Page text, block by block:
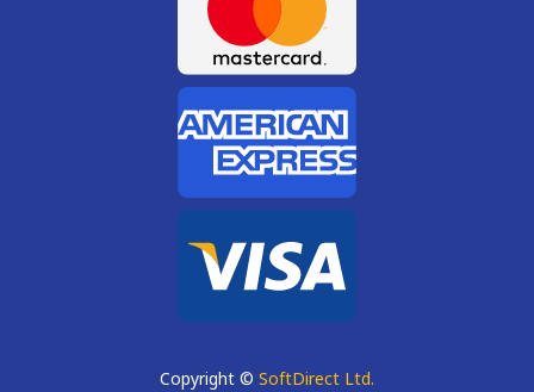
Copyright © SoftDirect Ltd.